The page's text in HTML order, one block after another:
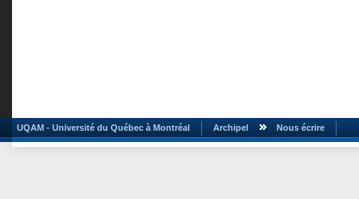
UQAM - Université du Québec à Montréal Archipel Nous écrire